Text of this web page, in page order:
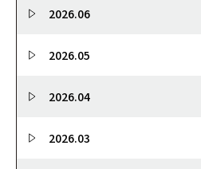
2026.06
2026.05
2026.04
2026.03